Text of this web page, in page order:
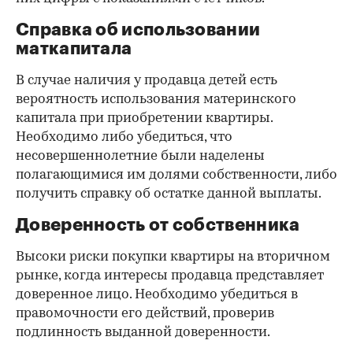
Справка об использовании
маткапитала
В случае наличия у продавца детей есть
вероятность использования материнского
капитала при приобретении квартиры.
Необходимо либо убедиться, что
несовершеннолетние были наделены
полагающимися им долями собственности, либо
получить справку об остатке данной выплаты.
Доверенность от собственника
Высоки риски покупки квартиры на вторичном
рынке, когда интересы продавца представляет
доверенное лицо. Необходимо убедиться в
правомочности его действий, проверив
подлинность выданной доверенности.